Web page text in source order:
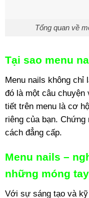
Tổng quan về
Tại sao menu
Menu nails không chỉ
đó là một câu
tiết trên menu là cơ
riêng của bạn.
cách đẳng cấp.
Menu nails –
những móng tay
Với sự sáng tạo và